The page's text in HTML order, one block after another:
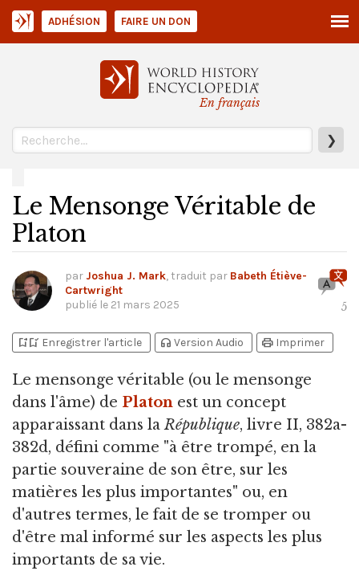
En français
❯
ADHÉSION FAIRE UN DON
Le Mensonge Véritable de
Platon
par Joshua J. Mark, traduit par Babeth Étiève-
Cartwright
publié le 21 mars 2025 5
bookmark_addbookmark_added Enregistrer l'article headphones Version Audio print Imprimer
Le mensonge véritable (ou le mensonge
dans l'âme) de Platon est un concept
apparaissant dans laRépublique, livre II, 382a-
382d, défini comme "à être trompé, en la
partie souveraine de son être, sur les
matières les plus importantes" ou, en
d'autres termes, le fait de se tromper ou
d'être mal informé sur les aspects les plus
importants de sa vie.